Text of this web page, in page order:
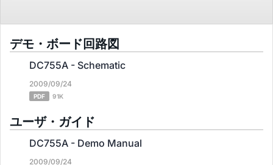
デモ・ボード回路図
DC755A - Schematic
2009/09/24
PDF 91K
ユーザ・ガイド
DC755A - Demo Manual
2009/09/24